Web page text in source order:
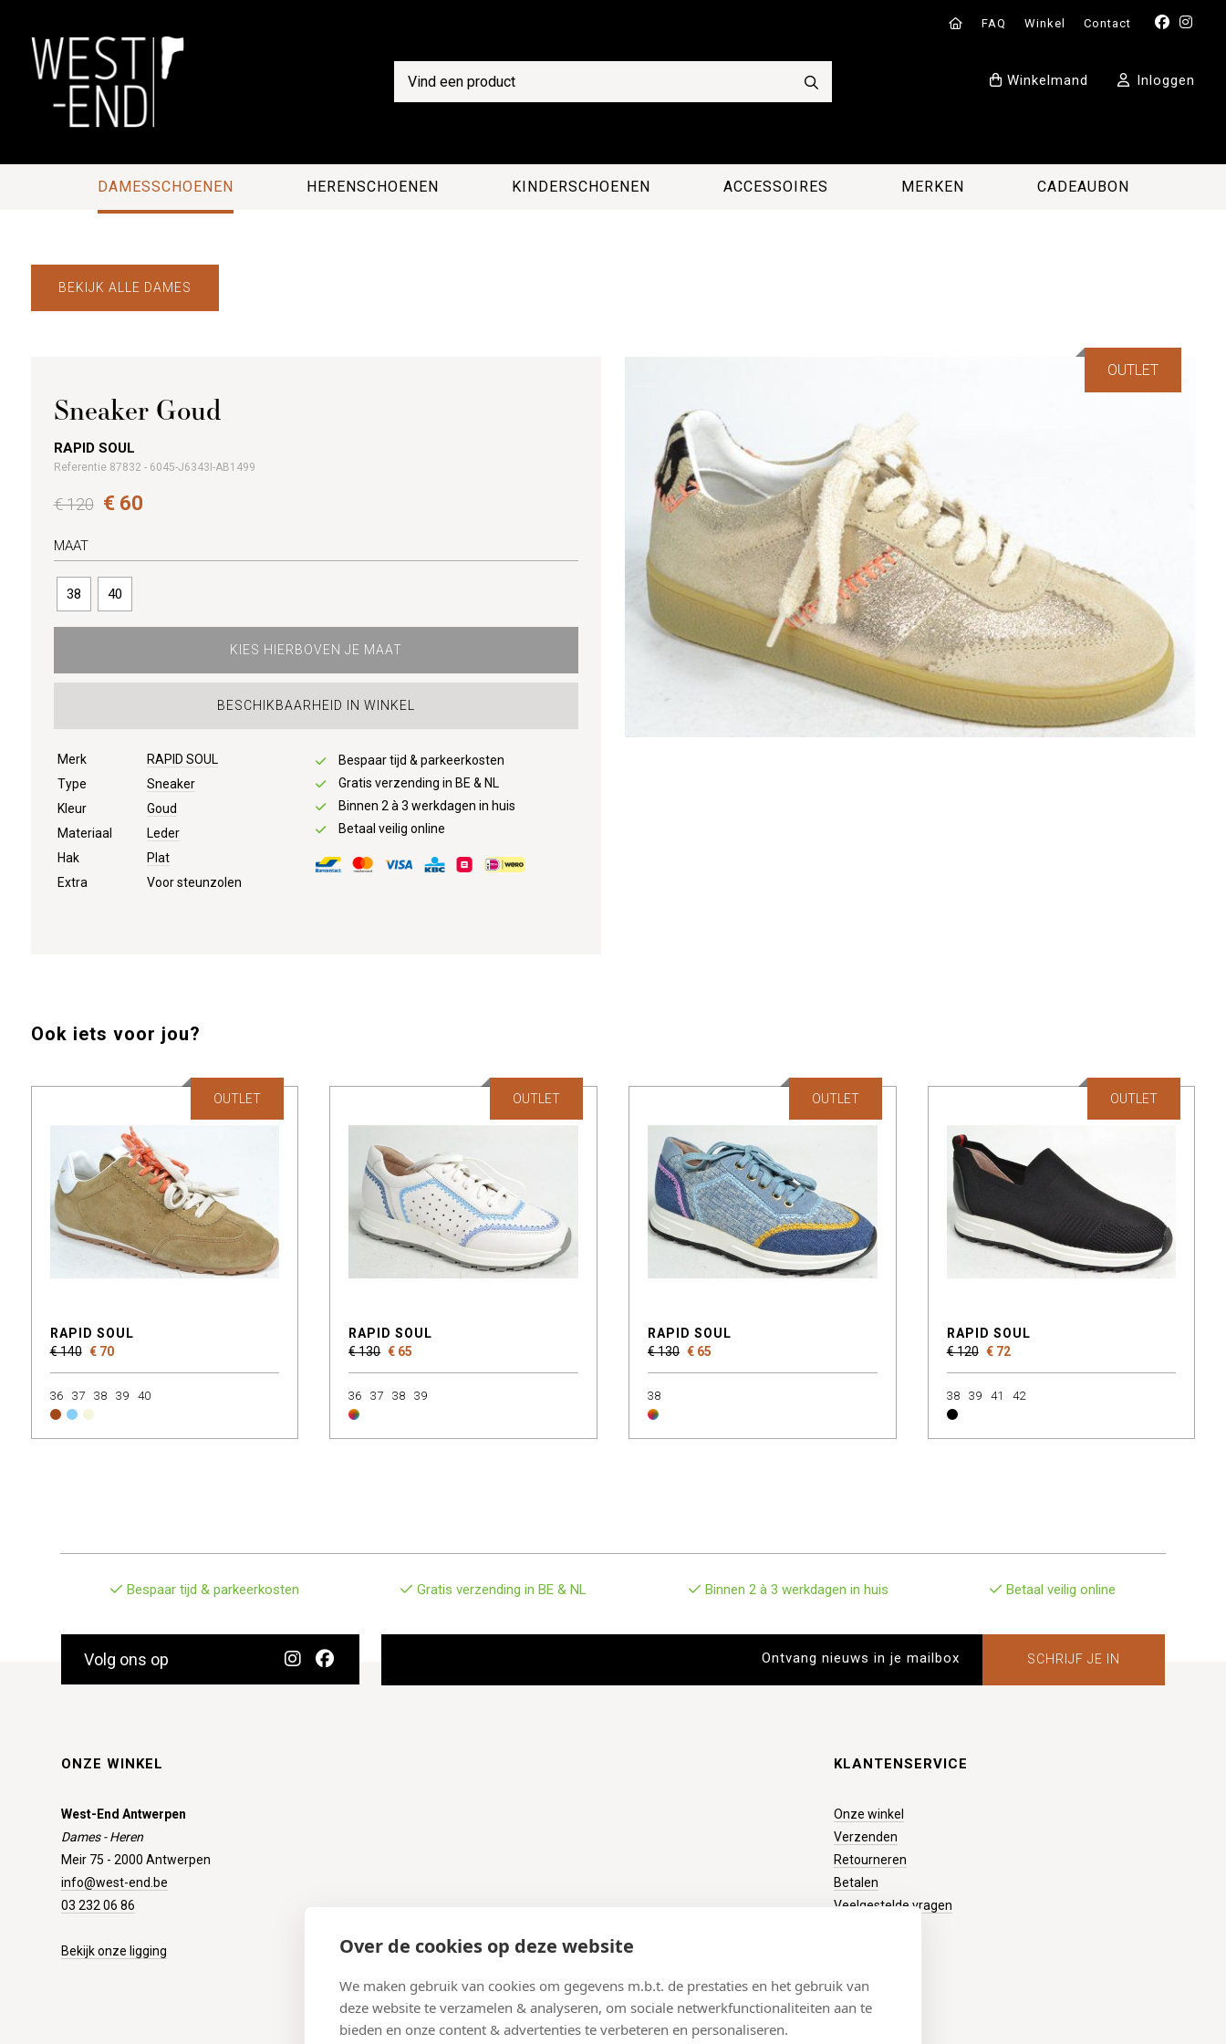
Over de cookies op deze website
We maken gebruik van cookies om gegevens m.b.t. de prestaties en het gebruik van
deze website te verzamelen & analyseren, om sociale netwerkfunctionaliteiten aan te
bieden en onze content & advertenties te verbeteren en personaliseren.
FAQ Winkel Contact
Inloggen
Winkelmand
DAMESSCHOENEN HERENSCHOENEN KINDERSCHOENEN ACCESSOIRES MERKEN CADEAUBON
BEKIJK ALLE DAMES
OUTLET
Sneaker Goud
RAPID SOUL
Referentie 87832 - 6045-J6343I-AB1499
€ 120 € 60
MAAT
38 40
KIES HIERBOVEN JE MAAT
BESCHIKBAARHEID IN WINKEL
Merk
RAPID SOUL
Type
Sneaker
Kleur
Goud
Materiaal
Leder
Hak
Plat
Extra
Voor steunzolen
Bespaar tijd & parkeerkosten
Gratis verzending in BE & NL
Binnen 2 à 3 werkdagen in huis
Betaal veilig online
Ook iets voor jou?
RAPID SOUL
€ 140 € 70
OUTLET
36 37 38 39 40
RAPID SOUL
€ 130 € 65
OUTLET
36 37 38 39
RAPID SOUL
€ 130 € 65
OUTLET
38
RAPID SOUL
€ 120 € 72
OUTLET
38 39 41 42
Bespaar tijd & parkeerkosten Gratis verzending in BE & NL Binnen 2 à 3 werkdagen in huis Betaal veilig online
Volg ons op SCHRIJF JE IN
ONZE WINKEL
West-End Antwerpen
Dames - Heren
Meir 75 - 2000 Antwerpen
info@west-end.be
03 232 06 86
Bekijk onze ligging
KLANTENSERVICE
Onze winkel
Verzenden
Retourneren
Betalen
Veelgestelde vragen